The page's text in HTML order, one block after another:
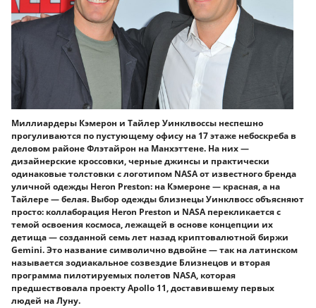
Миллиардеры Кэмерон и Тайлер Уинклвоссы неспешно
прогуливаются по пустующему офису на 17 этаже небоскреба в
деловом районе Флэтайрон на Манхэттене. На них —
дизайнерские кроссовки, черные джинсы и практически
одинаковые толстовки с логотипом NASA от известного бренда
уличной одежды Heron Preston: на Кэмероне — красная, а на
Тайлере — белая. Выбор одежды близнецы Уинклвосс объясняют
просто: коллаборация Heron Preston и NASA перекликается с
темой освоения космоса, лежащей в основе концепции их
детища — созданной семь лет назад криптовалютной биржи
Gemini. Это название символично вдвойне — так на латинском
называется зодиакальное созвездие Близнецов и вторая
программа пилотируемых полетов NASA, которая
предшествовала проекту Apollo 11, доставившему первых
людей на Луну.